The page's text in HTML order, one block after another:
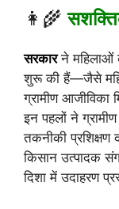
👩‍🌾
सरकारने महिलाओं
शुरू की हैं—जैसे
ग्रामीण
इन पहलों ने
तकनीकी प्रशिक्षण
किसान उत्पादक
दिशा में उदाहरण